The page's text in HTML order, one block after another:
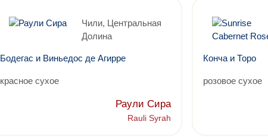
Чили, Центральная
Долина
Бодегас и Виньедос де Агирре
красное сухое
Раули Сира
Rauli Syrah
Конча и Торо
розовое сухое